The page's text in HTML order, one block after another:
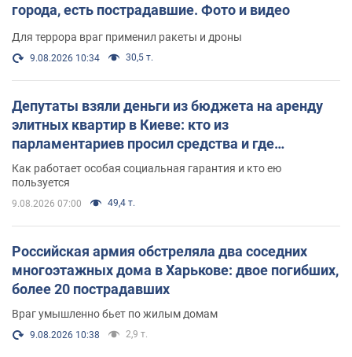
города, есть пострадавшие. Фото и видео
Для террора враг применил ракеты и дроны
9.08.2026 10:34 30,5 т.
Депутаты взяли деньги из бюджета на аренду
элитных квартир в Киеве: кто из
парламентариев просил средства и где
поселился
Как работает особая социальная гарантия и кто ею
пользуется
9.08.2026 07:00 49,4 т.
Российская армия обстреляла два соседних
многоэтажных дома в Харькове: двое погибших,
более 20 пострадавших
Враг умышленно бьет по жилым домам
9.08.2026 10:38 2,9 т.